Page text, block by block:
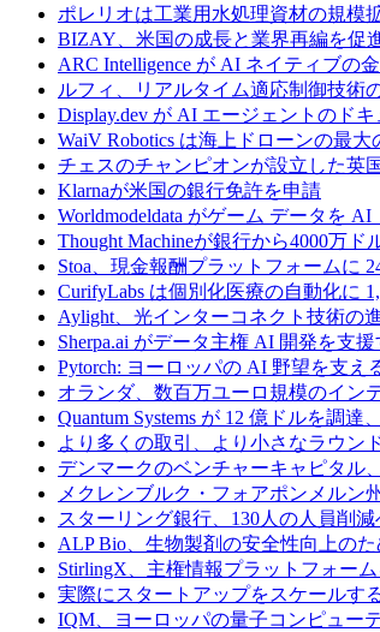
ポレリオは工業用水処理資材の規模
BIZAY、米国の成長と業界再編を促
ARC Intelligence が AI ネイティブの
ルフィ、リアルタイム適応制御技術
Display.dev が AI エージェントのド
WaiV Robotics は海上ドローンの最
チェスのチャンピオンが設立した英
Klarnaが米国の銀行免許を申請
Worldmodeldata がゲーム データを
Thought Machineが銀行から4000万
Stoa、現金報酬プラットフォームに
CurifyLabs は個別化医療の自動化に
Aylight、光インターコネクト技術の
Sherpa.ai がデータ主権 AI 開発を支
Pytorch: ヨーロッパの AI 野望を支え
オランダ、数百万ユーロ規模のイン
Quantum Systems が 12 億ドルを調
より多くの取引、より小さなラウン
デンマークのベンチャーキャピタル
メクレンブルク・フォアポンメルン
スターリング銀行、130人の人員削減
ALP Bio、生物製剤の安全性向上のた
StirlingX、主権情報プラットフォー
実際にスタートアップをスケールす
IQM、ヨーロッパの量子コンピュー